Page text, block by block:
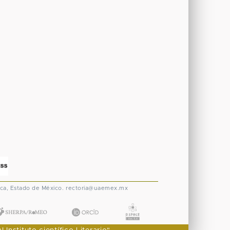
Estado de México. rectoria@uaemex.mx